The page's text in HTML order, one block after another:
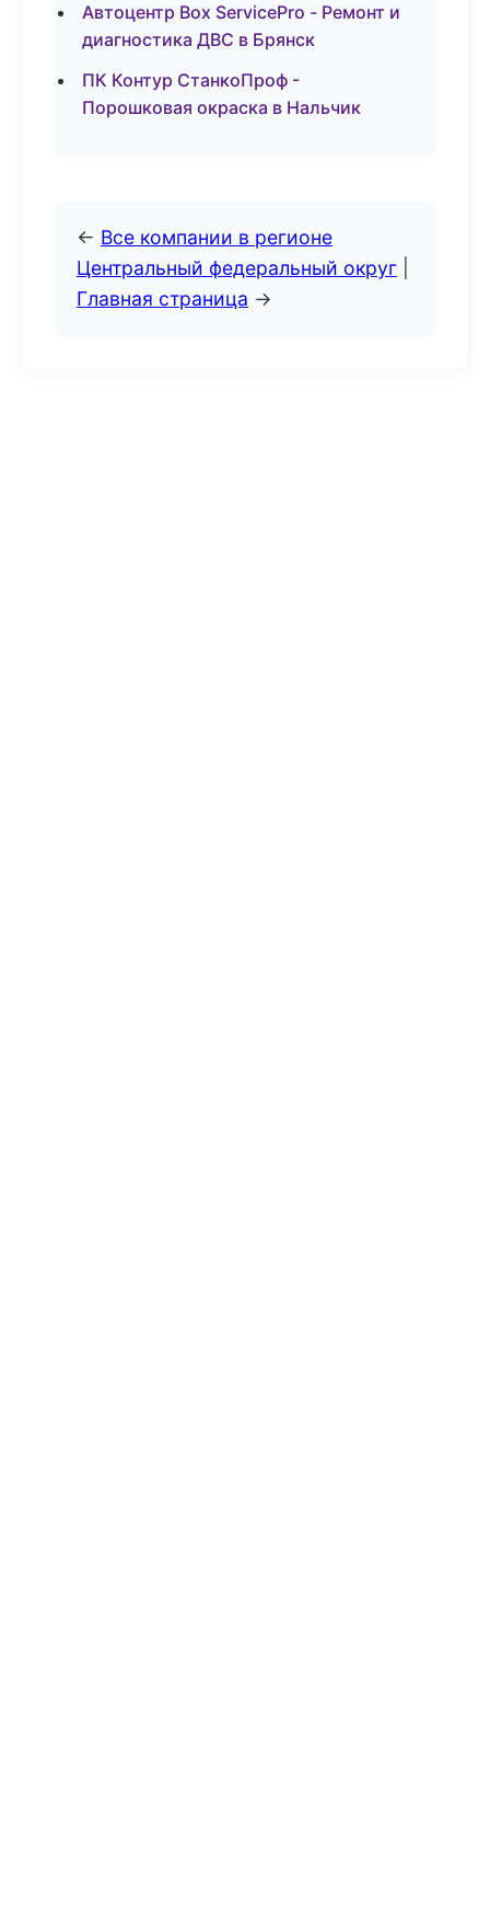
Автоцентр Box ServicePro - Ремонт и
диагностика ДВС в Брянск
ПК Контур СтанкоПроф -
Порошковая окраска в Нальчик
← Все компании в регионе
Центральный федеральный округ
Главная страница →